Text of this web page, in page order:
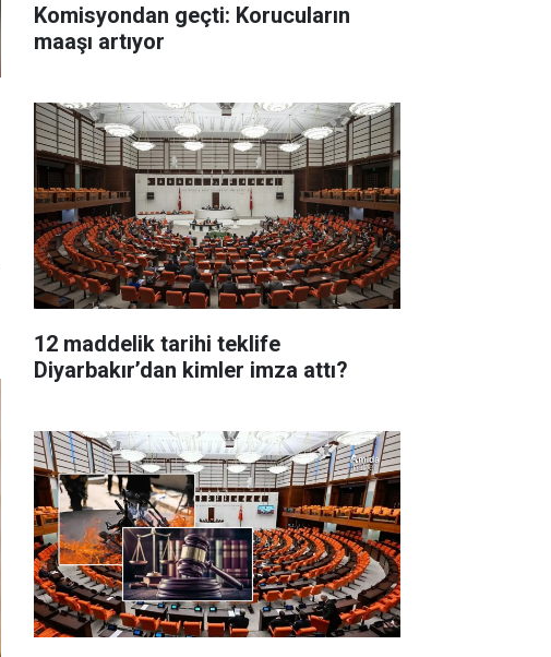
Komisyondan geçti: Korucuların
maaşı artıyor
12 maddelik tarihi teklife
Diyarbakır’dan kimler imza attı?